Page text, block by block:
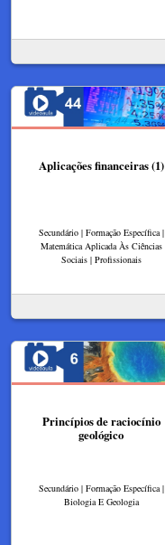
Aplicações financeiras (1)
Secundário | Formação Específica |
Matemática Aplicada Às Ciências
Sociais | Profissionais
Princípios de raciocínio
geológico
Secundário | Formação Específica |
Biologia E Geologia